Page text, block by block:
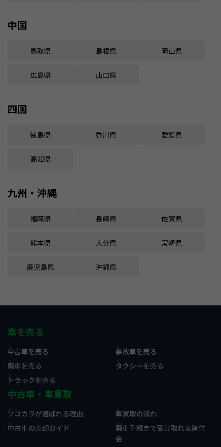
中国
鳥取県 島根県 岡山県
広島県 山口県
四国
徳島県 香川県 愛媛県
高知県
九州・沖縄
福岡県 長崎県 佐賀県
熊本県 大分県 宮崎県
鹿児島県 沖縄県
車を売る
中古車を売る
事故車を売る
廃車を売る
タクシーを売る
トラックを売る
中古車・車買取
ソコカラが選ばれる理由
車買取の流れ
中古車の売却ガイド
廃車手続きで受け取れる還付
金